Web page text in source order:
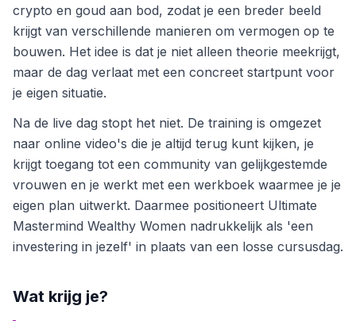
crypto en goud aan bod, zodat je een breder beeld
krijgt van verschillende manieren om vermogen op te
bouwen. Het idee is dat je niet alleen theorie meekrijgt,
maar de dag verlaat met een concreet startpunt voor
je eigen situatie.
Na de live dag stopt het niet. De training is omgezet
naar online video's die je altijd terug kunt kijken, je
krijgt toegang tot een community van gelijkgestemde
vrouwen en je werkt met een werkboek waarmee je je
eigen plan uitwerkt. Daarmee positioneert Ultimate
Mastermind Wealthy Women nadrukkelijk als 'een
investering in jezelf' in plaats van een losse cursusdag.
Wat krijg je?